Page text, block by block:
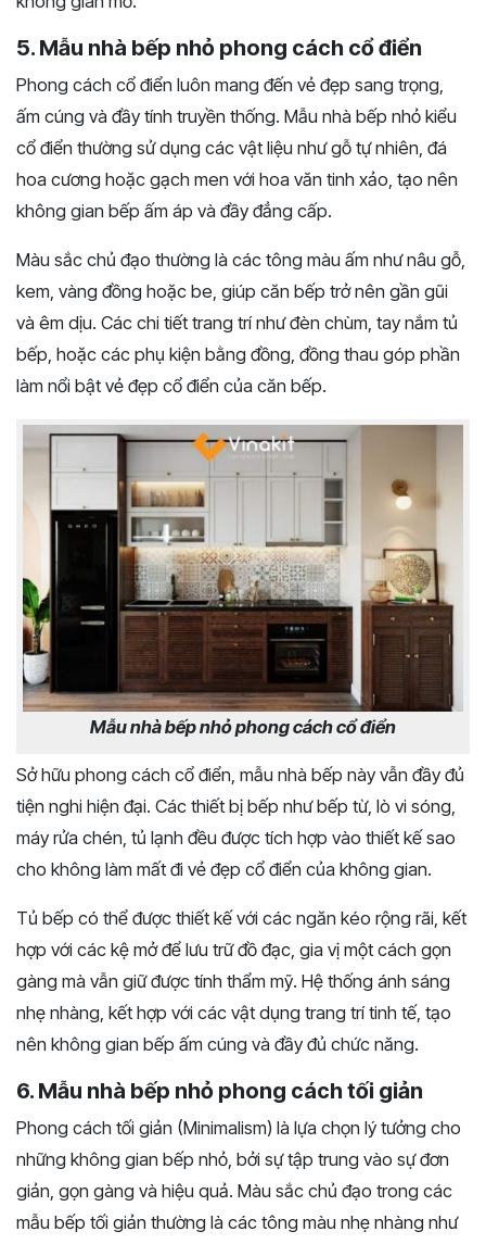
5. Mẫu nhà bếp nhỏ phong cách cổ điển
Phong cách cổ điển luôn mang đến vẻ đẹp sang trọng,
ấm cúng và đầy tính truyền thống. Mẫu nhà bếp nhỏ kiểu
cổ điển thường sử dụng các vật liệu như gỗ tự nhiên, đá
hoa cương hoặc gạch men với hoa văn tinh xảo, tạo nên
không gian bếp ấm áp và đầy đẳng cấp.
Màu sắc chủ đạo thường là các tông màu ấm như nâu gỗ,
kem, vàng đồng hoặc be, giúp căn bếp trở nên gần gũi
và êm dịu. Các chi tiết trang trí như đèn chùm, tay nắm tủ
bếp, hoặc các phụ kiện bằng đồng, đồng thau góp phần
làm nổi bật vẻ đẹp cổ điển của căn bếp.
Mẫu nhà bếp nhỏ phong cách cổ điển
Sở hữu phong cách cổ điển, mẫu nhà bếp này vẫn đầy đủ
tiện nghi hiện đại. Các thiết bị bếp như bếp từ, lò vi sóng,
máy rửa chén, tủ lạnh đều được tích hợp vào thiết kế sao
cho không làm mất đi vẻ đẹp cổ điển của không gian.
Tủ bếp có thể được thiết kế với các ngăn kéo rộng rãi, kết
hợp với các kệ mở để lưu trữ đồ đạc, gia vị một cách gọn
gàng mà vẫn giữ được tính thẩm mỹ. Hệ thống ánh sáng
nhẹ nhàng, kết hợp với các vật dụng trang trí tinh tế, tạo
nên không gian bếp ấm cúng và đầy đủ chức năng.
6. Mẫu nhà bếp nhỏ phong cách tối giản
Phong cách tối giản (Minimalism) là lựa chọn lý tưởng cho
những không gian bếp nhỏ, bởi sự tập trung vào sự đơn
giản, gọn gàng và hiệu quả. Màu sắc chủ đạo trong các
mẫu bếp tối giản thường là các tông màu nhẹ nhàng như